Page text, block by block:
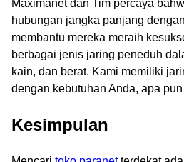
Maximanet dan Tim percaya
hubungan jangka panjang
membantu mereka meraih
berbagai jenis jaring peneduh
kain, dan berat. Kami memiliki
dengan kebutuhan Anda, apa
Kesimpulan